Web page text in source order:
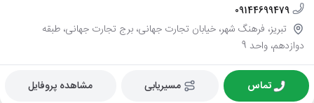
09144699479
تبریز، فرهنگ شهر، خیابان تجارت جهانی، برج تجارت جهانی، طبقه
دوازدهم، واحد 9
تماس مسیریابی مشاهده پروفایل